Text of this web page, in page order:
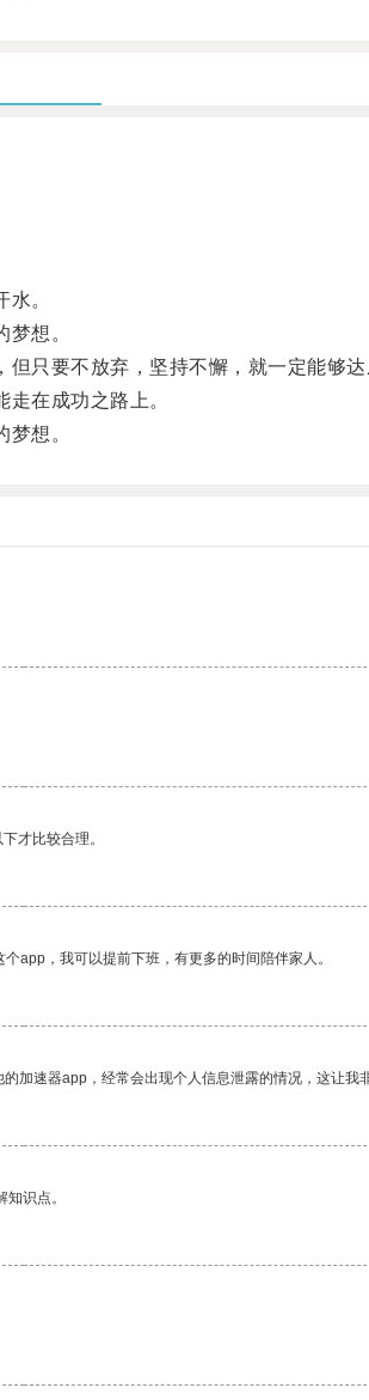
。
想。
只要不放弃，坚持不懈，就一定能够达
在成功之路上。
想。
才比较合理。
app，我可以提前下班，有更多的时间陪伴家人。
加速器app，经常会出现个人信息泄露的情况，这让我
识点。